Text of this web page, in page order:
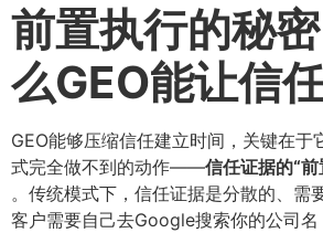
前置执行的秘
么GEO能让信
GEO能够压缩信任建立时间，关键在于
式完全做不到的动作——信任证据的“前
。传统模式下，信任证据是分散的、需
客户需要自己去Google搜索你的公司